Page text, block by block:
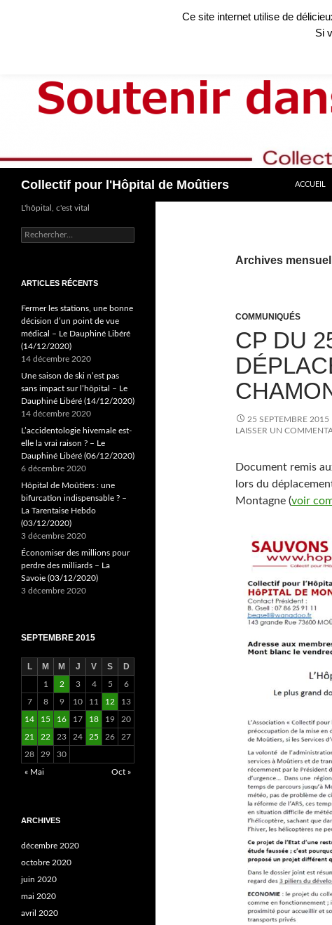
Collectif pour l'Hôpital de Moûtiers ACCUEIL
Archives
COMMUNIQUÉS
CP DU
25 SEPTEMBRE 2015
LAISSER UN
Document remis
lors du
Montagne (voir
L'hôpital, c'est vital
Rechercher :
ARTICLES RÉCENTS
Fermer les stations, une bonne
décision d’un point de vue
médical – Le Dauphiné Libéré
(14/12/2020)
14 décembre 2020
Une saison de ski n’est pas
sans impact sur l’hôpital – Le
Dauphiné Libéré (14/12/2020)
14 décembre 2020
L’accidentologie hivernale est-
elle la vrai raison ? – Le
Dauphiné Libéré (06/12/2020)
6 décembre 2020
Hôpital de Moûtiers : une
bifurcation indispensable ? –
La Tarentaise Hebdo
(03/12/2020)
3 décembre 2020
Économiser des millions pour
perdre des milliards – La
Savoie (03/12/2020)
3 décembre 2020
SEPTEMBRE 2015
L M M J V S D
1 2 3 4 5 6
7 8 9 10 11 12 13
14 15 16 17 18 19 20
21 22 23 24 25 26 27
28 29 30
« Mai Oct »
ARCHIVES
décembre 2020
octobre 2020
juin 2020
mai 2020
avril 2020
Ce site internet utilise de
Si